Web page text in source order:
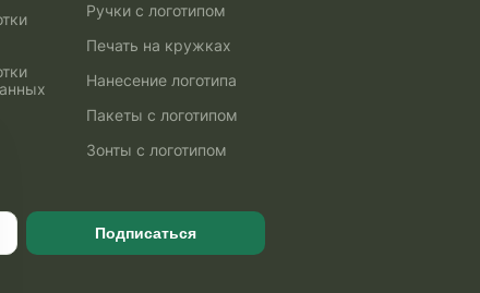
Ручки с логотипом
Печать на кружках
Нанесение логотипа
Пакеты с логотипом
Зонты с логотипом
Подписаться